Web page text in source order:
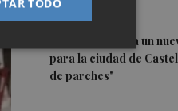
de Castellón
El PSPV reclama un
para la ciudad de
de parches"
TODO